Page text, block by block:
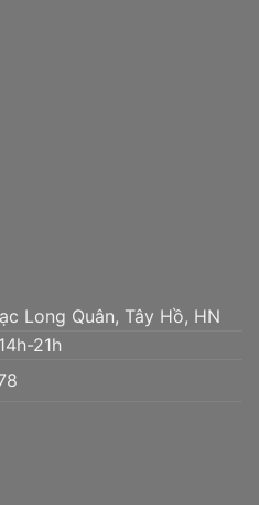
Long Quân, Tây Hồ, HN
21h